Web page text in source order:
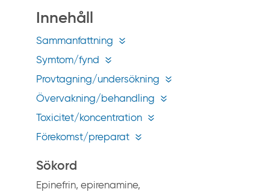
t
i
o
.
s
e
Innehåll
Sammanfattning
Symtom/fynd
Provtagning/undersökning
Övervakning/behandling
Toxicitet/koncentration
Förekomst/preparat
Sökord
Epinefrin, epirenamine,